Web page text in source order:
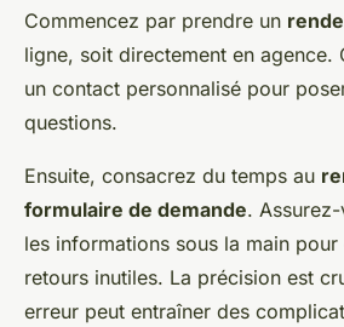
Commencez par prendre un
ligne, soit directement en agence.
un contact personnalisé pour
questions.
Ensuite, consacrez du temps au
formulaire de demande.
les informations sous la main
retours inutiles. La précision est
erreur peut entraîner des